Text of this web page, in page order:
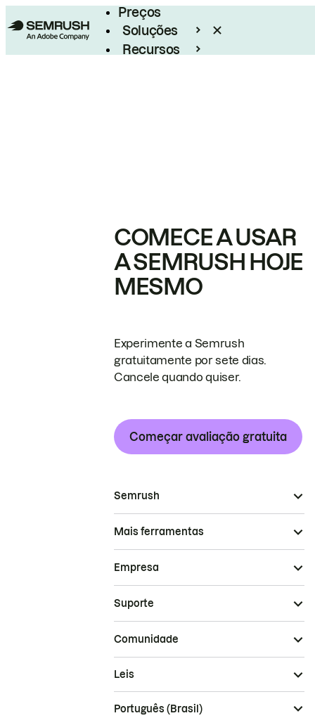
Preços
Soluções
Recursos
COMECE A USAR
A SEMRUSH HOJE
MESMO
Experimente a Semrush
gratuitamente por sete dias.
Cancele quando quiser.
Começar avaliação gratuita
Semrush
Mais ferramentas
Empresa
Suporte
Comunidade
Leis
Português (Brasil)